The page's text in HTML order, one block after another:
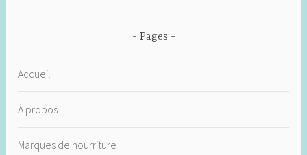
Pages
Accueil
À propos
Marques de nourriture